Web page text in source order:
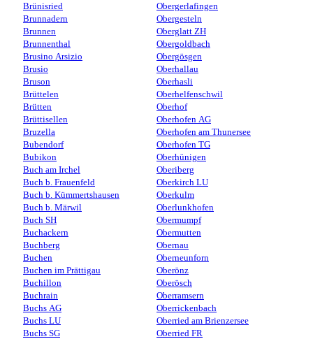
Brünisried
Brunnadern
Brunnen
Brunnenthal
Brusino Arsizio
Brusio
Bruson
Brüttelen
Brütten
Brüttisellen
Bruzella
Bubendorf
Bubikon
Buch am Irchel
Buch b. Frauenfeld
Buch b. Kümmertshausen
Buch b. Märwil
Buch SH
Buchackern
Buchberg
Buchen
Buchen im Prättigau
Buchillon
Buchrain
Buchs AG
Buchs LU
Buchs SG
Obergerlafingen
Obergesteln
Oberglatt ZH
Obergoldbach
Obergösgen
Oberhallau
Oberhasli
Oberhelfenschwil
Oberhof
Oberhofen AG
Oberhofen am Thunersee
Oberhofen TG
Oberhünigen
Oberiberg
Oberkirch LU
Oberkulm
Oberlunkhofen
Obermumpf
Obermutten
Obernau
Oberneunforn
Oberönz
Oberösch
Oberramsern
Oberrickenbach
Oberried am Brienzersee
Oberried FR